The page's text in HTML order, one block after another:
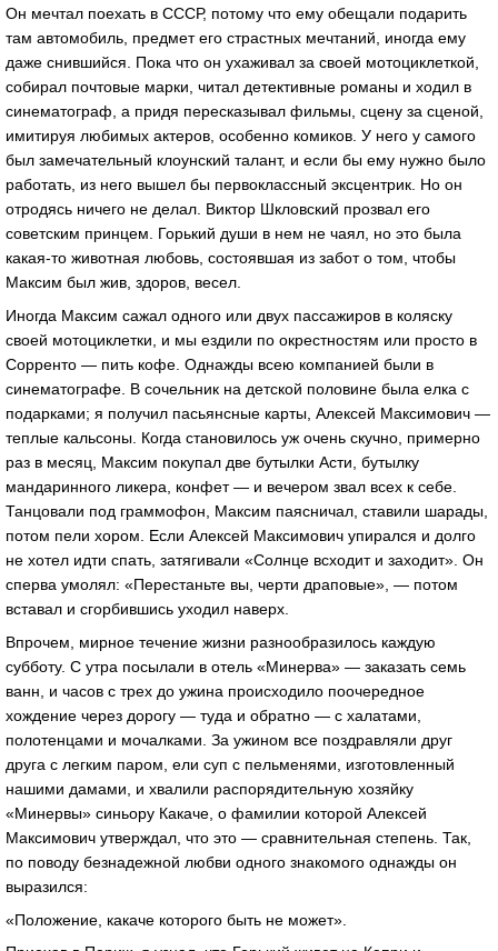
Он мечтал поехать в СССР, потому что ему обещали подарить
там автомобиль, предмет его страстных мечтаний, иногда ему
даже снившийся. Пока что он ухаживал за своей мотоциклеткой,
собирал почтовые марки, читал детективные романы и ходил в
синематограф, а придя пересказывал фильмы, сцену за сценой,
имитируя любимых актеров, особенно комиков. У него у самого
был замечательный клоунский талант, и если бы ему нужно было
работать, из него вышел бы первоклассный эксцентрик. Но он
отродясь ничего не делал. Виктор Шкловский прозвал его
советским принцем. Горький души в нем не чаял, но это была
какая-то животная любовь, состоявшая из забот о том, чтобы
Максим был жив, здоров, весел.
Иногда Максим сажал одного или двух пассажиров в коляску
своей мотоциклетки, и мы ездили по окрестностям или просто в
Сорренто — пить кофе. Однажды всею компанией были в
синематографе. В сочельник на детской половине была елка с
подарками; я получил пасьянсные карты, Алексей Максимович —
теплые кальсоны. Когда становилось уж очень скучно, примерно
раз в месяц, Максим покупал две бутылки Асти, бутылку
мандаринного ликера, конфет — и вечером звал всех к себе.
Танцовали под граммофон, Максим паясничал, ставили шарады,
потом пели хором. Если Алексей Максимович упирался и долго
не хотел идти спать, затягивали «Солнце всходит и заходит». Он
сперва умолял: «Перестаньте вы, черти драповые», — потом
вставал и сгорбившись уходил наверх.
Впрочем, мирное течение жизни разнообразилось каждую
субботу. С утра посылали в отель «Минерва» — заказать семь
ванн, и часов с трех до ужина происходило поочередное
хождение через дорогу — туда и обратно — с халатами,
полотенцами и мочалками. За ужином все поздравляли друг
друга с легким паром, ели суп с пельменями, изготовленный
нашими дамами, и хвалили распорядительную хозяйку
«Минервы» синьору Какаче, о фамилии которой Алексей
Максимович утверждал, что это — сравнительная степень. Так,
по поводу безнадежной любви одного знакомого однажды он
выразился:
«Положение, какаче которого быть не может».